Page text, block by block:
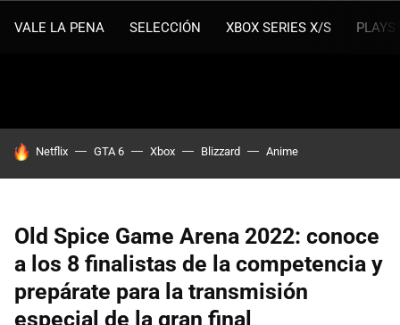
VALE LA PENA SELECCIÓN XBOX SERIES X/S
HOY SE HABLA DE
Netflix GTA 6 Xbox Blizzard Anime
Old Spice Game Arena 2022: conoce
a los 8 finalistas de la competencia y
prepárate para la transmisión
especial de la gran final